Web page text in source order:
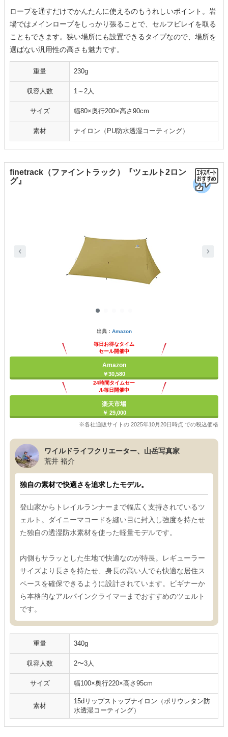
ロープを通すだけでかんたんに使えるのもうれしいポイント。岩
場ではメインロープをしっかり張ることで、セルフビレイを取る
こともできます。狭い場所にも設置できるタイプなので、場所を
選ばない汎用性の高さも魅力です。
重量 230g
収容人数 1～2人
サイズ 幅80×奥行200×高さ90cm
素材 ナイロン（PU防水透湿コーティング）
finetrack（ファイントラック）『ツェルト2ロン
グ』
出典： Amazon
毎日お得なタイム
セール開催中
Amazon
￥30,580
24時間タイムセー
ル毎日開催中
楽天市場
￥ 29,000
※各社通販サイトの 2025年10月20日時点 での税込価格
ワイルドライフクリエーター、山岳写真家
荒井 裕介
独自の素材で快適さを追求したモデル。
登山家からトレイルランナーまで幅広く支持されているツ
ェルト。ダイニーマコードを縫い目に封入し強度を持たせ
た独自の透湿防水素材を使った軽量モデルです。
内側もサラッとした生地で快適なのが特長。レギューラー
サイズより長さを持たせ、身長の高い人でも快適な居住ス
ペースを確保できるように設計されています。ビギナーか
ら本格的なアルパインクライマーまでおすすめのツェルト
です。
重量 340g
収容人数 2〜3人
サイズ 幅100×奥行220×高さ95cm
素材
15dリップストップナイロン（ポリウレタン防
水透湿コーティング）